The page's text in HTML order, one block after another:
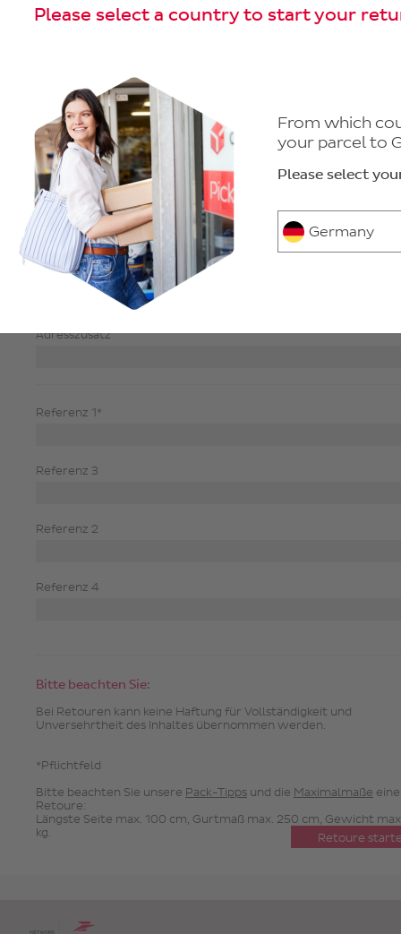
Ort*
Straße*
Telefon
E-Mail*
Adresszusatz
Referenz 1*
Referenz 3
Referenz 2
Referenz 4
Bitte beachten Sie:
Bei Retouren kann keine Haftung für Vollständigkeit und
Unversehrtheit des Inhaltes übernommen werden.
*Pflichtfeld
Bitte beachten Sie unsere Pack-Tipps und die Maximalmaße
Retoure:
Längste Seite max. 100 cm, Gurtmaß max. 250 cm, Gewicht
kg.
Please select a country to start your
From which
your parcel to
Please select
Germany